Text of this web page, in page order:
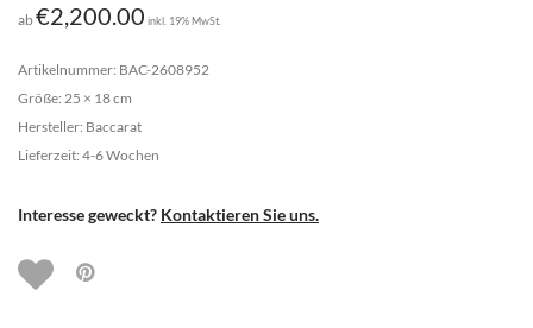
ab€2,200.00 inkl. 19% MwSt.
Artikelnummer: BAC-2608952
Größe: 25 × 18 cm
Hersteller: Baccarat
Lieferzeit: 4-6 Wochen
Interesse geweckt? Kontaktieren Sie uns.